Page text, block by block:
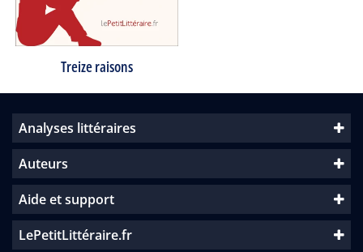
Treize raisons
Analyses littéraires
Auteurs
Aide et support
LePetitLittéraire.fr